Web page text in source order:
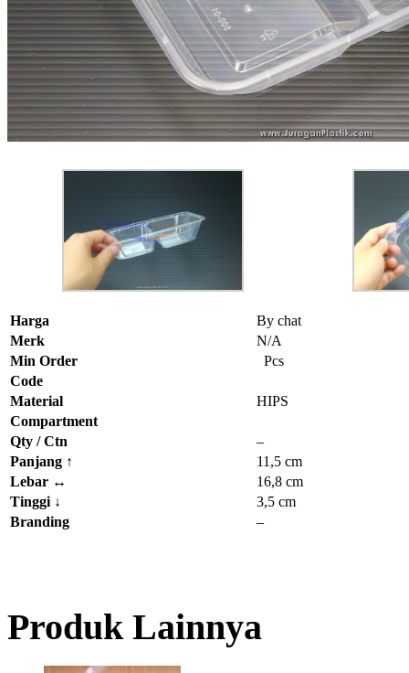
Harga
By chat
Merk
N/A
Min Order
Pcs
Code
Material
HIPS
Compartment
Qty / Ctn
–
Panjang ↑
11,5 cm
Lebar ↔
16,8 cm
Tinggi ↓
3,5 cm
Branding
–
Produk Lainnya